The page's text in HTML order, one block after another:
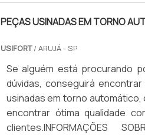
PEÇAS USINADAS EM TORNO
USIFORT/ ARUJÁ - SP
Se alguém está procurando
dúvidas, conseguirá
usinadas em torno
encontrar ótima qualidade
clientes.INFORMAÇÕES